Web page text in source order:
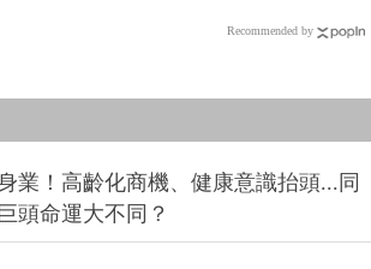
Recommended by
業！高齡化商機、健康意識抬頭...同
頭命運大不同？